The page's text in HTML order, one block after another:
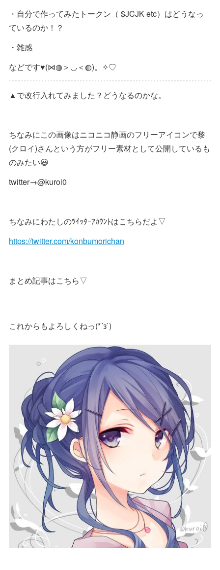
・自分で作ってみたトークン（ $JCJK etc）はどうなっ
ているのか！？
・雑感
などです♥(⋈◍＞◡＜◍)。✧♡
▲で改行入れてみました？どうなるのかな。
ちなみにこの画像はニコニコ静画のフリーアイコンで黎
(クロイ)さんという方がフリー素材として公開しているも
のみたい😃
twitter→@kuroi0
ちなみにわたしのﾂｲｯﾀｰｱｶｳﾝﾄはこちらだよ▽
https://twitter.com/konbumorichan
まとめ記事はこちら▽
これからもよろしくねっ(*´з`)